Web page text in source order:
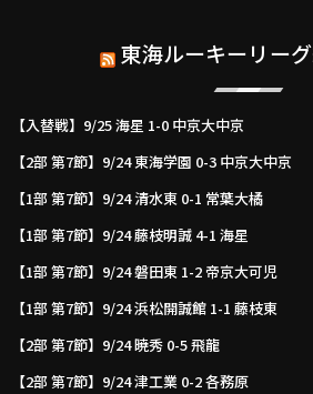
東海ルーキーリー
【入替戦】9/25 海星 1-0 中京大中京
【2部 第7節】9/24 東海学園 0-3 中京大中京
【1部 第7節】9/24 清水東 0-1 常葉大橘
【1部 第7節】9/24 藤枝明誠 4-1 海星
【1部 第7節】9/24 磐田東 1-2 帝京大可児
【1部 第7節】9/24 浜松開誠館 1-1 藤枝東
【2部 第7節】9/24 暁秀 0-5 飛龍
【2部 第7節】9/24 津工業 0-2 各務原